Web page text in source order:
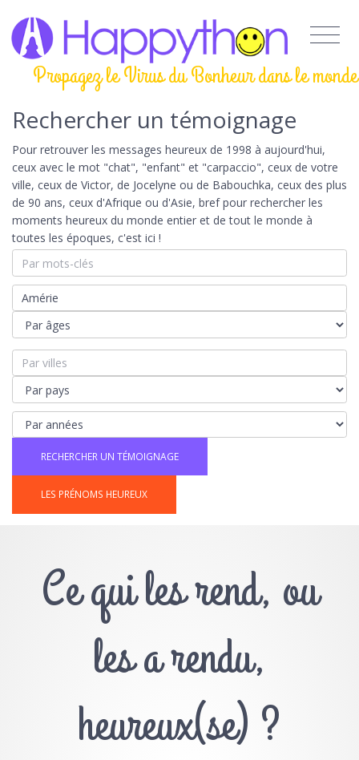
Propagez le Virus du Bonheur dans le monde
Rechercher un témoignage
Pour retrouver les messages heureux de 1998 à aujourd'hui,
ceux avec le mot "chat", "enfant" et "carpaccio", ceux de votre
ville, ceux de Victor, de Jocelyne ou de Babouchka, ceux des plus
de 90 ans, ceux d'Afrique ou d'Asie, bref pour rechercher les
moments heureux du monde entier et de tout le monde à
toutes les époques, c'est ici !
LES PRÉNOMS HEUREUX
Ce qui les rend, ou
les a rendu,
heureux(se) ?